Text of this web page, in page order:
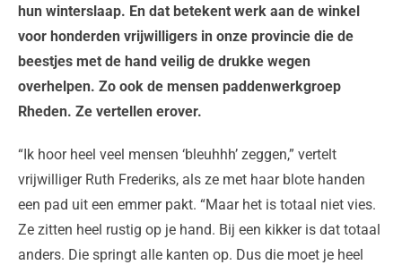
hun winterslaap. En dat betekent werk aan de winkel
voor honderden vrijwilligers in onze provincie die de
beestjes met de hand veilig de drukke wegen
overhelpen. Zo ook de mensen paddenwerkgroep
Rheden. Ze vertellen erover.
“Ik hoor heel veel mensen ‘bleuhhh’ zeggen,” vertelt
vrijwilliger Ruth Frederiks, als ze met haar blote handen
een pad uit een emmer pakt. “Maar het is totaal niet vies.
Ze zitten heel rustig op je hand. Bij een kikker is dat totaal
anders. Die springt alle kanten op. Dus die moet je heel